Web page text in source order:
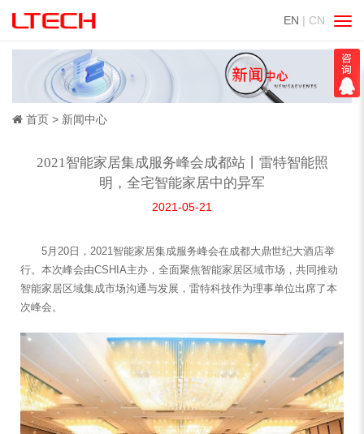
EN | CN
切
换
导
航
首页 新闻中心
2021智能家居集成服务峰会成都站丨雷特智能照
明，全宅智能家居中的异军
2021-05-21
5月20日，2021智能家居集成服务峰会在成都大鼎世纪大酒店举
行。本次峰会由CSHIA主办，全面聚焦智能家居区域市场，共同推动
智能家居区域集成市场沟通与发展，雷特科技作为理事单位出席了本
次峰会。